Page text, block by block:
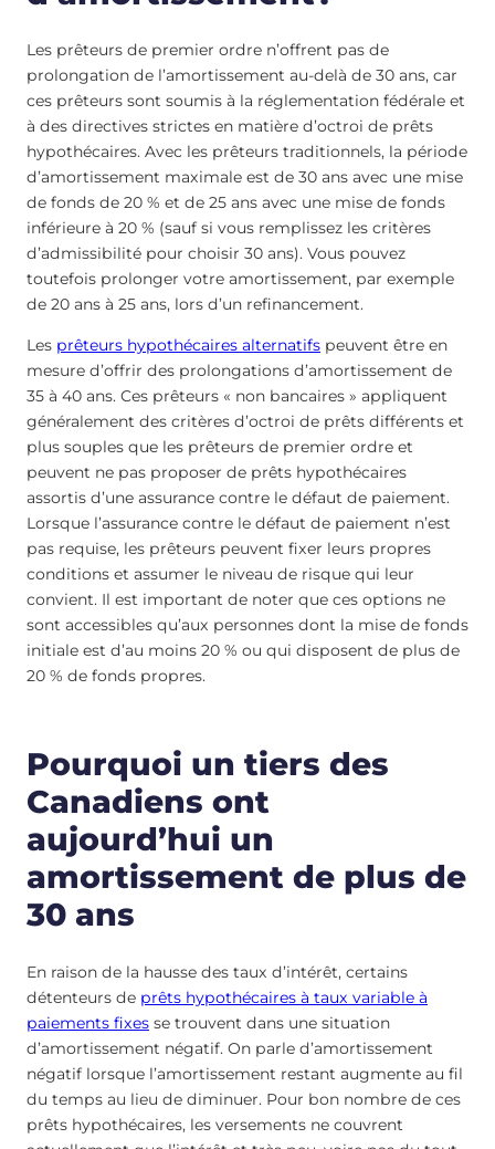
Les prêteurs de premier ordre n’offrent pas de
prolongation de l’amortissement au-delà de 30 ans, car
ces prêteurs sont soumis à la réglementation fédérale et
à des directives strictes en matière d’octroi de prêts
hypothécaires. Avec les prêteurs traditionnels, la période
d’amortissement maximale est de 30 ans avec une mise
de fonds de 20 % et de 25 ans avec une mise de fonds
inférieure à 20 % (sauf si vous remplissez les critères
d’admissibilité pour choisir 30 ans). Vous pouvez
toutefois prolonger votre amortissement, par exemple
de 20 ans à 25 ans, lors d’un refinancement.
Les prêteurs hypothécaires alternatifs peuvent être en
mesure d’offrir des prolongations d’amortissement de
35 à 40 ans. Ces prêteurs « non bancaires » appliquent
généralement des critères d’octroi de prêts différents et
plus souples que les prêteurs de premier ordre et
peuvent ne pas proposer de prêts hypothécaires
assortis d’une assurance contre le défaut de paiement.
Lorsque l’assurance contre le défaut de paiement n’est
pas requise, les prêteurs peuvent fixer leurs propres
conditions et assumer le niveau de risque qui leur
convient. Il est important de noter que ces options ne
sont accessibles qu’aux personnes dont la mise de fonds
initiale est d’au moins 20 % ou qui disposent de plus de
20 % de fonds propres.
Pourquoi un tiers des
Canadiens ont
aujourd’hui un
amortissement de plus de
30 ans
En raison de la hausse des taux d’intérêt, certains
détenteurs de prêts hypothécaires à taux variable à
paiements fixes se trouvent dans une situation
d’amortissement négatif. On parle d’amortissement
négatif lorsque l’amortissement restant augmente au fil
du temps au lieu de diminuer. Pour bon nombre de ces
prêts hypothécaires, les versements ne couvrent